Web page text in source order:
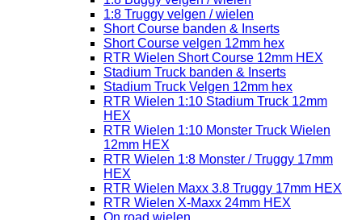
1:8 Truggy velgen / wielen
Short Course banden & Inserts
Short Course velgen 12mm hex
RTR Wielen Short Course 12mm HEX
Stadium Truck banden & Inserts
Stadium Truck Velgen 12mm hex
RTR Wielen 1:10 Stadium Truck 12mm
HEX
RTR Wielen 1:10 Monster Truck Wielen
12mm HEX
RTR Wielen 1:8 Monster / Truggy 17mm
HEX
RTR Wielen Maxx 3.8 Truggy 17mm HEX
RTR Wielen X-Maxx 24mm HEX
On road wielen